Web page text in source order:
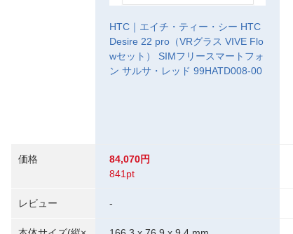
価格
レビュー
HTC｜エイチ・ティー・シー HTC
Desire 22 pro（VRグラス VIVE Flo
wセット） SIMフリースマートフォ
ン サルサ・レッド 99HATD008-00
84,070円
841pt
-